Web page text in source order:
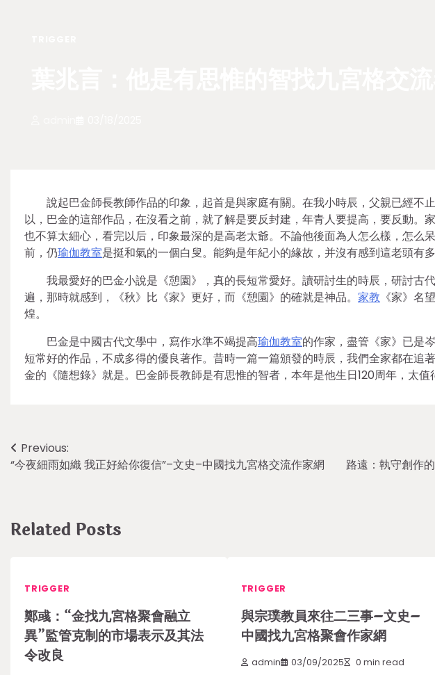
說起巴金師長教師作品的印象，起首是與家庭有關。在我小時辰，父親已經不
以，巴金的這部作品，在沒看之前，就了解是要反封建，年青人要提高，要反動。
也不算太細心，看完以后，印象最深的是高老太爺。不論他後面為人怎么樣，怎么
前，仍瑜伽教室是挺和氣的一個白叟。能夠是年紀小的緣故，并沒有感到這老頭有
我最愛好的巴金小說是《憩園》，真的長短常愛好。讀研討生的時辰，研討古
遍，那時就感到，《秋》比《家》更好，而《憩園》的確就是神品。 家教 《家》名
煌。
巴金是中國古代文學中，寫作水準不竭提高瑜伽教室的作家，盡管《家》已是
短常好的作品，不成多得的優良著作。昔時一篇一篇頒發的時辰，我們全家都在追
金的《隨想錄》就是。巴金師長教師是有思惟的智者，本年是他生日120周年，太值
Post
navigation
Previous:
“今夜細雨如織 我正好給你復信”–文史–中國找九宮格交流作家網
路遠：執守創作
Related Posts
TRIGGER
鄭彧：“金找九宮格聚會融立
異”監管克制的市場表示及其法
令改良
TRIGGER
與宗璞教員來往二三事–文史–
中國找九宮格聚會作家網
admin 03/09/2025 0 min read